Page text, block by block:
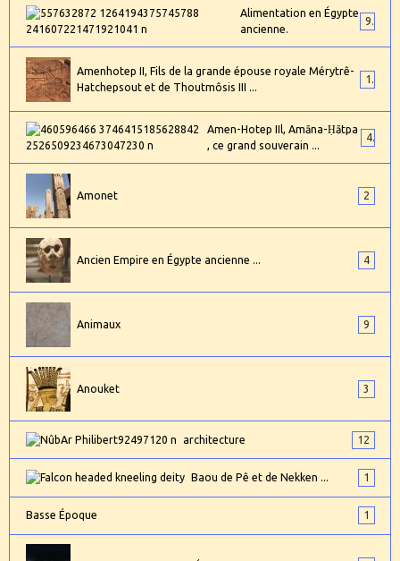
Alimentation en Égypte
ancienne.
9
Amenhotep II, Fils de la grande épouse royale Mérytrê-
Hatchepsout et de Thoutmôsis III ...
1
Amen-Hotep IIl, Amāna-Ḥātpa
, ce grand souverain ...
4
Amonet 2
Ancien Empire en Égypte ancienne ... 4
Animaux 9
Anouket 3
architecture 12
Baou de Pê et de Nekken ... 1
Basse Époque 1